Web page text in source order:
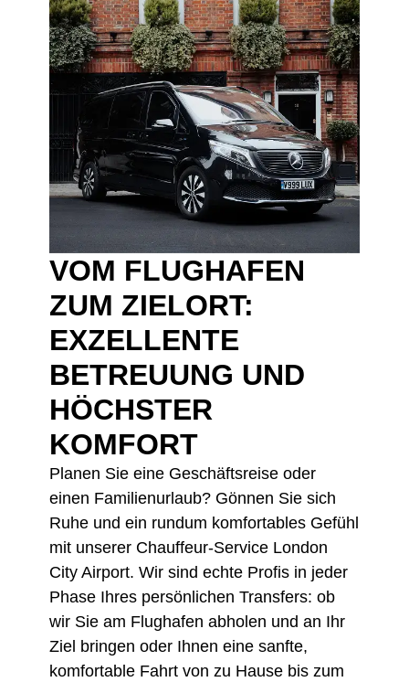
VOM FLUGHAFEN
ZUM ZIELORT:
EXZELLENTE
BETREUUNG UND
HÖCHSTER
KOMFORT
Planen Sie eine Geschäftsreise oder
einen Familienurlaub? Gönnen Sie sich
Ruhe und ein rundum komfortables Gefühl
mit unserer Chauffeur-Service London
City Airport. Wir sind echte Profis in jeder
Phase Ihres persönlichen Transfers: ob
wir Sie am Flughafen abholen und an Ihr
Ziel bringen oder Ihnen eine sanfte,
komfortable Fahrt von zu Hause bis zum